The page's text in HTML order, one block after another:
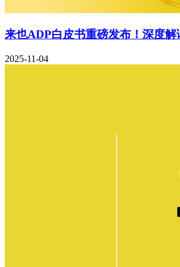
来也ADP白皮书重磅发布！深度
2025-11-04